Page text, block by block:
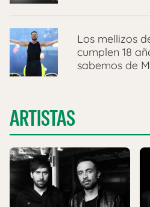
Los mellizos
cumplen 18
sabemos de
ARTISTAS